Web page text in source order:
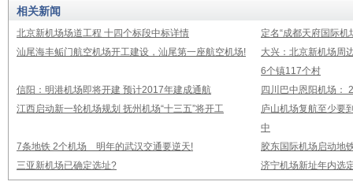
相关新闻
北京新机场场道工程 十四个标段中标详情
定名“成都天府国际
汕尾海丰鲘门航空机场开工建设，汕尾第一座航空机场!
大兴：北京新机场周
6个镇117个村
信阳：明港机场即将开建 预计2017年建成通航
四川巴中恩阳机场：
江西启动新一轮机场规划 抚州机场“十三五”将开工
庐山机场复航至少要
中
7条地铁 2个机场 明年的武汉交通要逆天!
胶东国际机场启动地
三亚新机场已确定选址?
济宁机场新址年内选